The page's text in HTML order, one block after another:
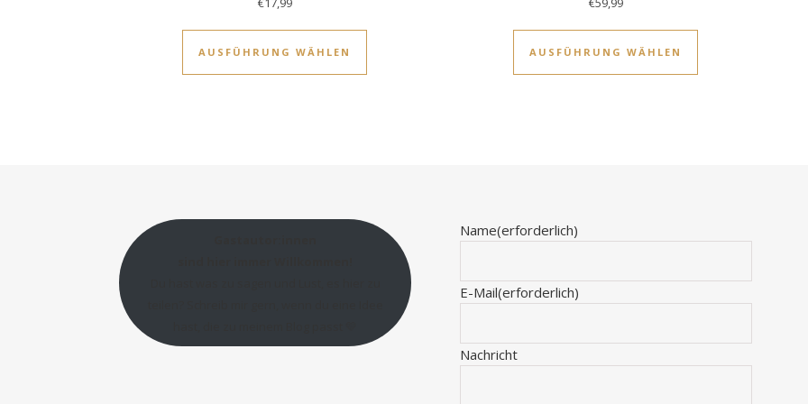
AUSFÜHRUNG WÄHLEN
Dieses Produkt weist mehrere Varianten auf. Die Optionen können
AUSFÜHRUNG WÄHLEN
Dieses Produkt
Name(erforderlich)
E-Mail(erforderlich)
Nachricht